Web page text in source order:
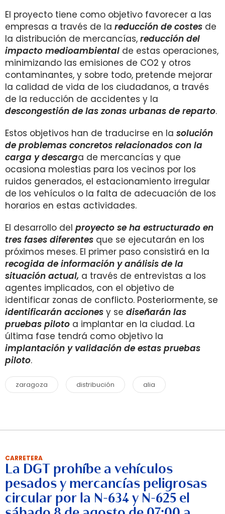
El proyecto tiene como objetivo favorecer a las
empresas a través de la reducción de costes de
la distribución de mercancías, reducción del
impacto medioambiental de estas operaciones,
minimizando las emisiones de CO2 y otros
contaminantes, y sobre todo, pretende mejorar
la calidad de vida de los ciudadanos, a través
de la reducción de accidentes y la
descongestión de las zonas urbanas de reparto.
Estos objetivos han de traducirse en la solución
de problemas concretos relacionados con la
carga y descarga de mercancías y que
ocasiona molestias para los vecinos por los
ruidos generados, el estacionamiento irregular
de los vehículos o la falta de adecuación de los
horarios en estas actividades.
El desarrollo del proyecto se ha estructurado en
tres fases diferentes que se ejecutarán en los
próximos meses. El primer paso consistirá en la
recogida de información y análisis de la
situación actual, a través de entrevistas a los
agentes implicados, con el objetivo de
identificar zonas de conflicto. Posteriormente, se
identificarán acciones y se diseñarán las
pruebas piloto a implantar en la ciudad. La
última fase tendrá como objetivo la
implantación y validación de estas pruebas
piloto.
zaragoza distribución alia
CARRETERA
La DGT prohíbe a vehículos
pesados y mercancías peligrosas
circular por la N-634 y N-625 el